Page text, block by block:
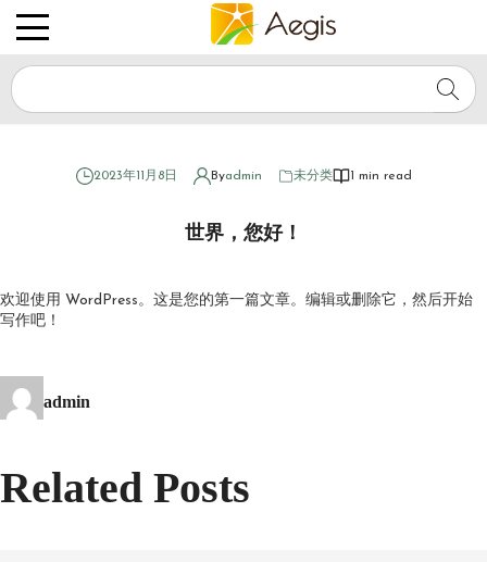
爱奇士
2023年11月8日 Byadmin 未分类 1 min read
世界，您好！
欢迎使用 WordPress。这是您的第一篇文章。编辑或删除它，然后开始
写作吧！
admin
Related Posts